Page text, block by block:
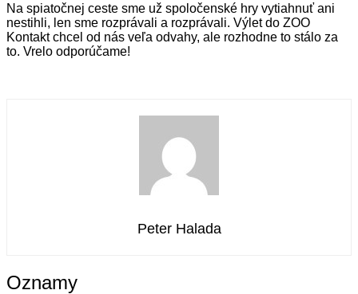
Na spiatočnej ceste sme už spoločenské hry vytiahnuť ani
nestihli, len sme rozprávali a rozprávali. Výlet do ZOO
Kontakt chcel od nás veľa odvahy, ale rozhodne to stálo za
to. Vrelo odporúčame!
Peter Halada
Oznamy